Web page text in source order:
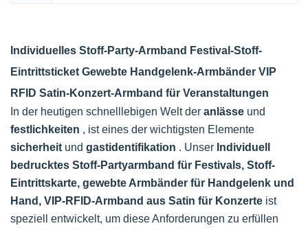
Individuelles Stoff-Party-Armband Festival-Stoff-
Eintrittsticket Gewebte Handgelenk-Armbänder VIP
RFID Satin-Konzert-Armband für Veranstaltungen
In der heutigen schnelllebigen Welt der anlässe und
festlichkeiten , ist eines der wichtigsten Elemente
sicherheit und gastidentifikation . Unser Individuell
bedrucktes Stoff-Partyarmband für Festivals, Stoff-
Eintrittskarte, gewebte Armbänder für Handgelenk und
Hand, VIP-RFID-Armband aus Satin für Konzerte ist
speziell entwickelt, um diese Anforderungen zu erfüllen